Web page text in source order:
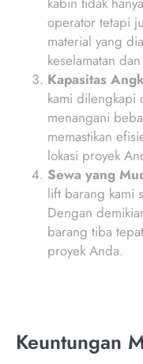
operator tetapi
material yang
keselamatan
Kapasitas
kami dilengkapi
menangani
memastikan
lokasi proyek
Sewa yang
lift barang kami
Dengan
barang tiba
proyek Anda.
Keuntungan